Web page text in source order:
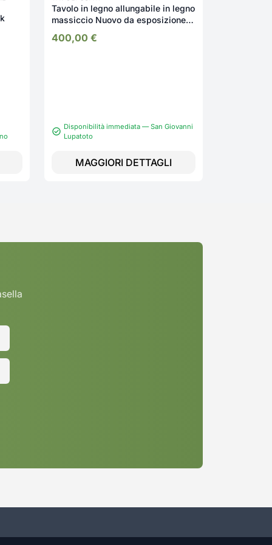
Tavolo in legno allungabile in legno
massiccio Nuovo da esposizione
400,00 €
Disponibilità immediata — San Giovanni
Lupatoto
MAGGIORI DETTAGLI